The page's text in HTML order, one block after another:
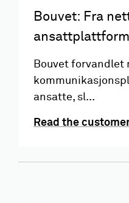
Bouvet: Fra
ansattplattform
Bouvet
ansatte, sl...
Read the